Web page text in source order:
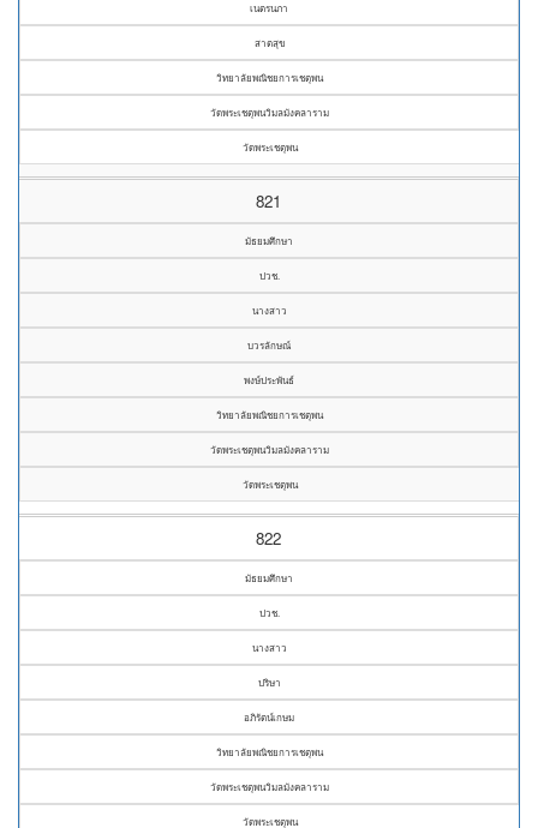
เนตรนภา
สาตสุข
วิทยาลัยพณิชยการเชตุพน
วัดพระเชตุพนวิมลมังคลาราม
วัดพระเชตุพน
821
มัธยมศึกษา
ปวช.
นางสาว
บวรลักษณ์
พงษ์ประพันธ์
วิทยาลัยพณิชยการเชตุพน
วัดพระเชตุพนวิมลมังคลาราม
วัดพระเชตุพน
822
มัธยมศึกษา
ปวช.
นางสาว
ปริษา
อภิรัตน์เกษม
วิทยาลัยพณิชยการเชตุพน
วัดพระเชตุพนวิมลมังคลาราม
วัดพระเชตุพน